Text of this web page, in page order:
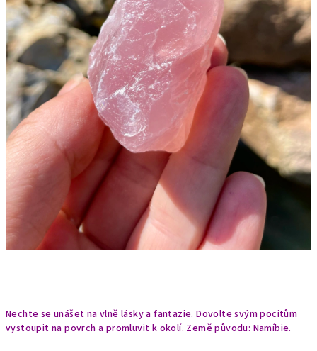
Nechte se unášet na vlně lásky a fantazie. Dovolte svým pocitům
vystoupit na povrch a promluvit k okolí. Země původu: Namíbie.